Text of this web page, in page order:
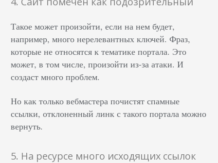
Такое может произойти, если на нем будет,
например, много нерелевантных ключей. Фраз,
которые не относятся к тематике портала. Это
может, в том числе, произойти из-за атаки. И
создаст много проблем.
Но как только вебмастера почистят спамные
ссылки, отклоненный линк с такого портала можно
вернуть.
5. На ресурсе много исходящих ссылок